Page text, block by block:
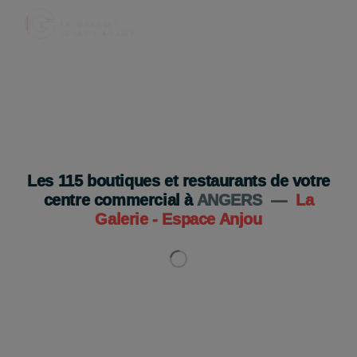
Je découvre
Les 115boutiques et restaurants de votre
centre commercial à ANGERS —
La
Galerie - Espace Anjou